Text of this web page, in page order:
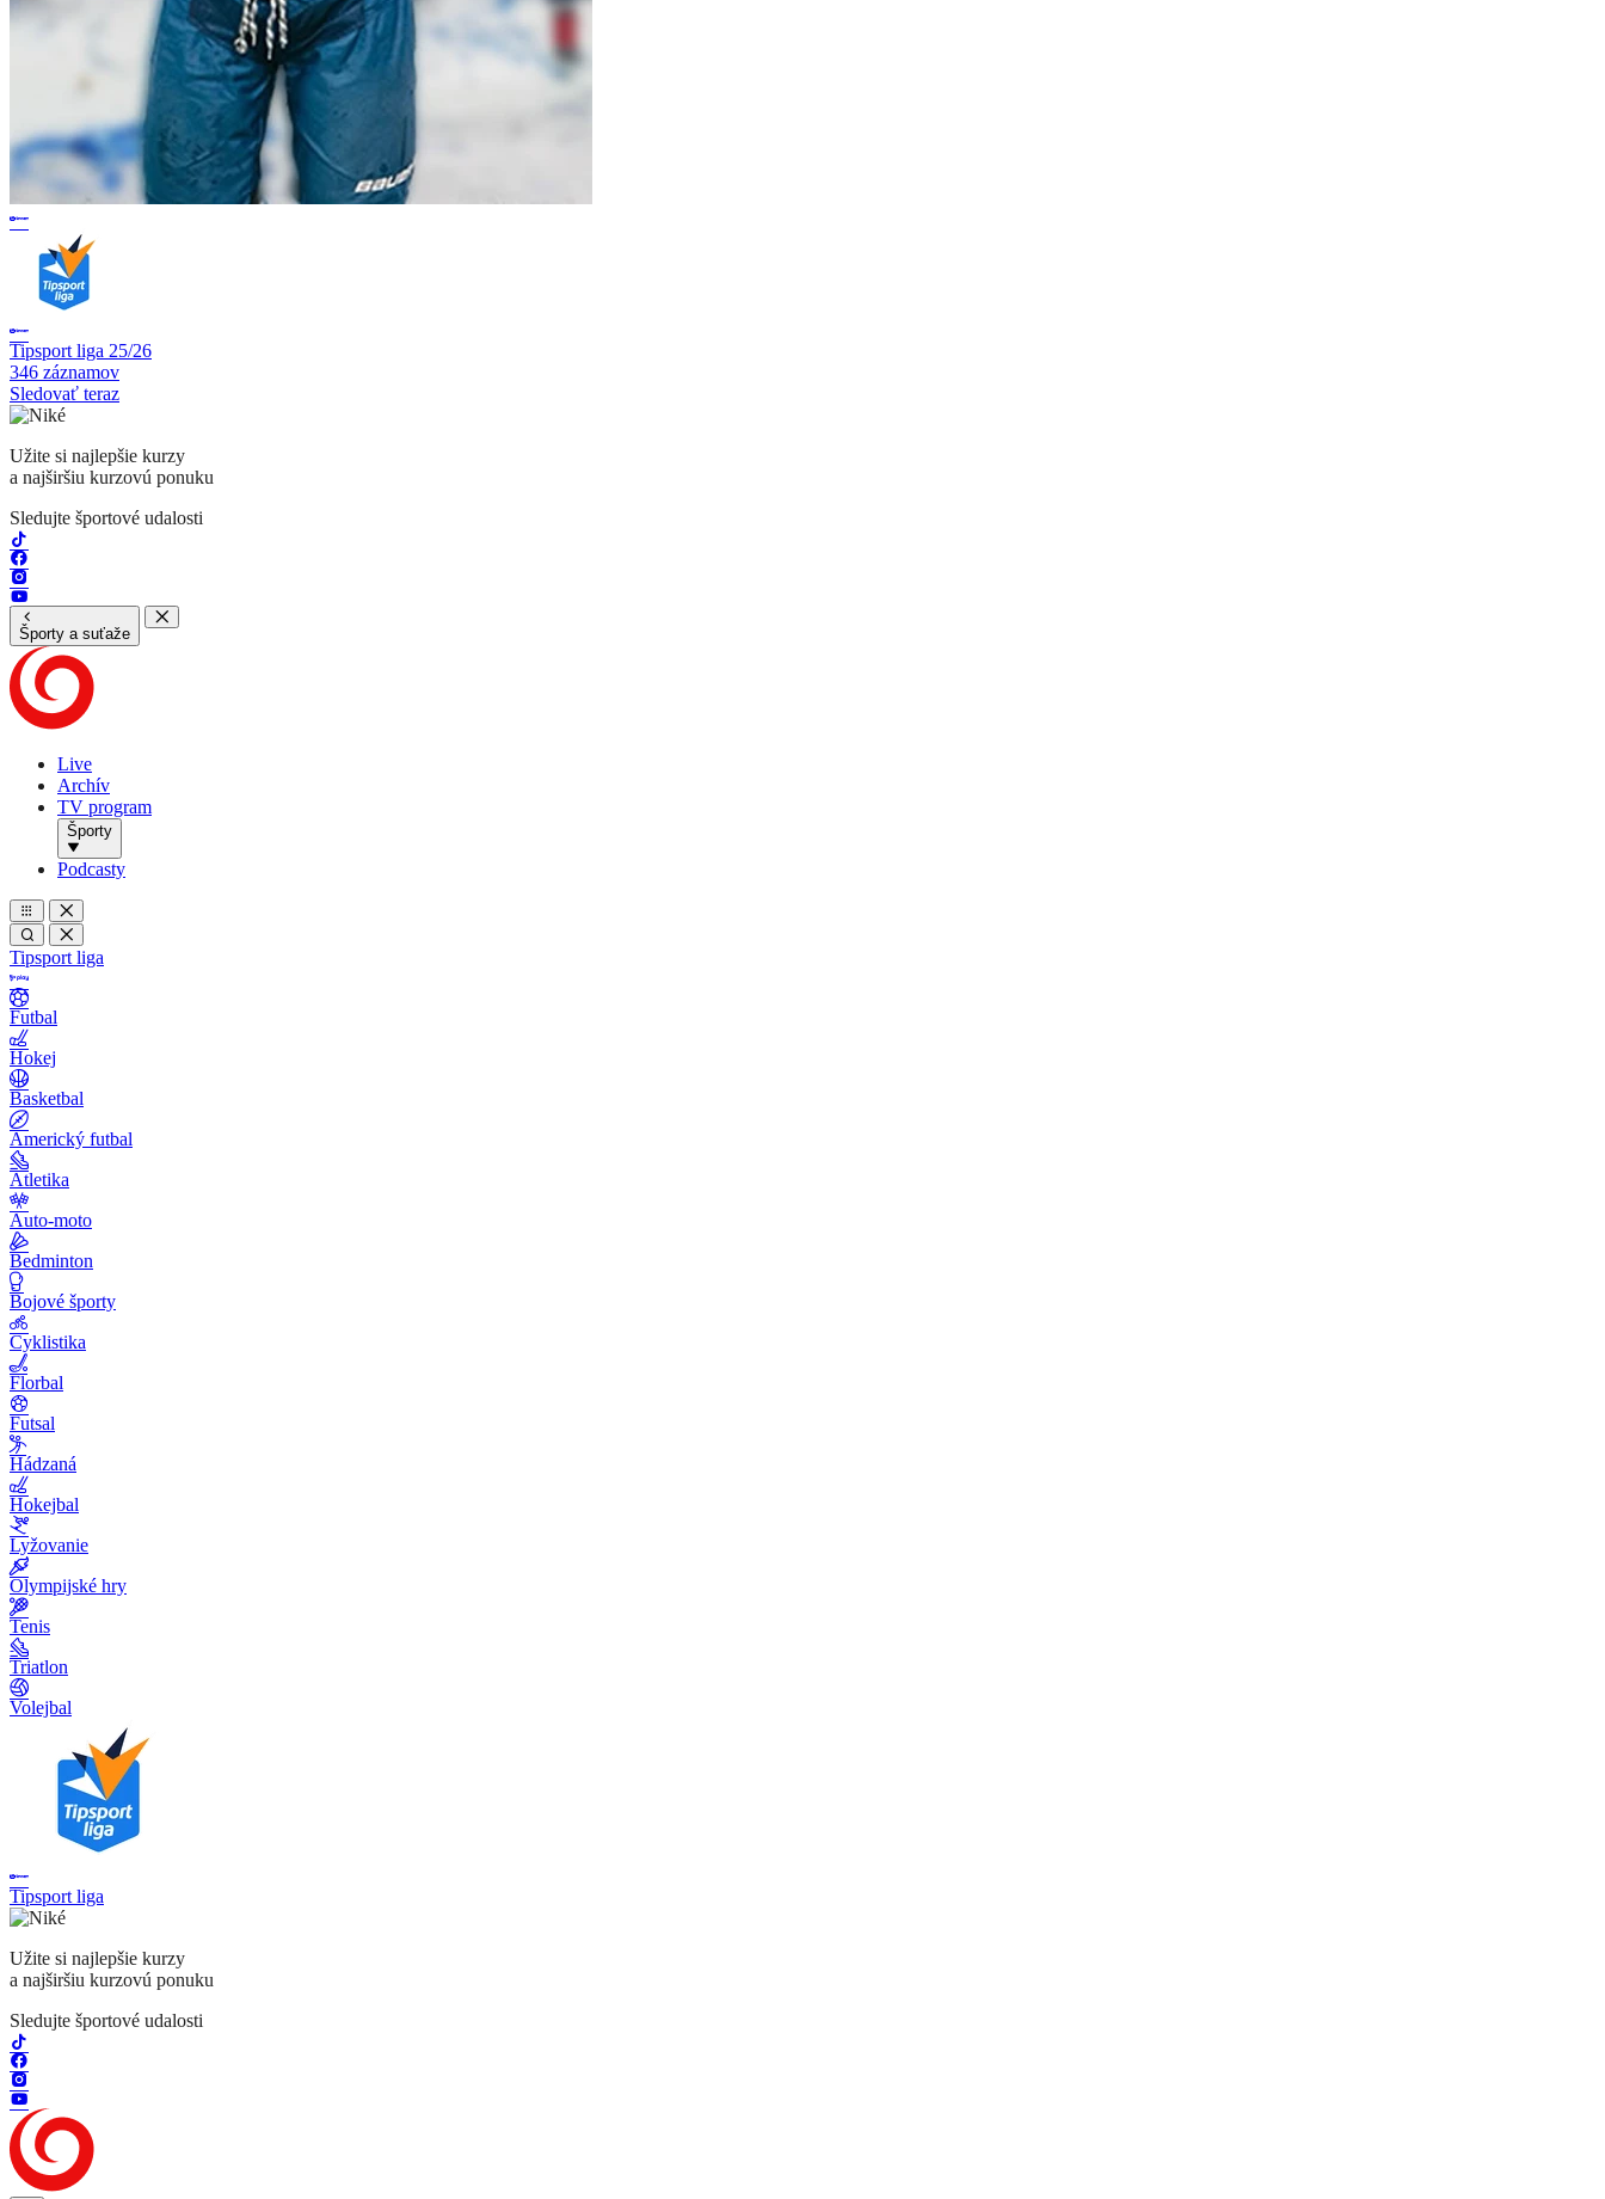
Tipsport liga 25/26
346 záznamov
Sledovať teraz
Užite si najlepšie kurzy
a najširšiu kurzovú ponuku
Sledujte športové udalosti
Športy a suťaže
Live
Archív
TV program
Športy
Podcasty
Tipsport liga
Futbal
Hokej
Basketbal
Americký futbal
Atletika
Auto-moto
Bedminton
Bojové športy
Cyklistika
Florbal
Futsal
Hádzaná
Hokejbal
Lyžovanie
Olympijské hry
Tenis
Triatlon
Volejbal
Tipsport liga
Užite si najlepšie kurzy
a najširšiu kurzovú ponuku
Sledujte športové udalosti